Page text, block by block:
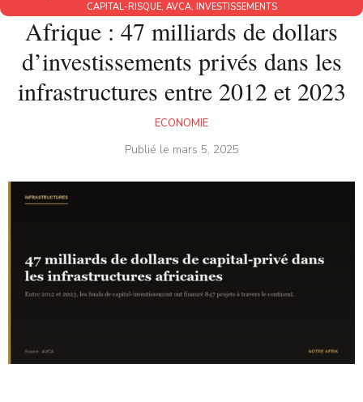
CAPITAL-RISQUE, AVCA, INVESTISSEMENTS
Afrique : 47 milliards de dollars
d’investissements privés dans les
infrastructures entre 2012 et 2023
ECONOMIE
Publié le mars 5, 2025